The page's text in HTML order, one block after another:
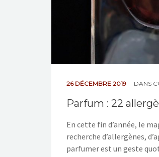
26 DÉCEMBRE 2019 DANS
Parfum : 22
En cette fin d’année, le
recherche d’allergènes,
parfumer est un geste